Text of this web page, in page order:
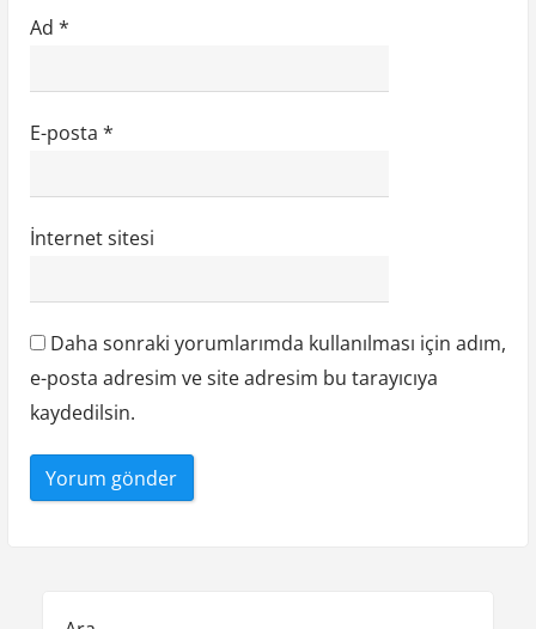
Ad *
E-posta *
İnternet sitesi
Daha sonraki yorumlarımda kullanılması için adım,
e-posta adresim ve site adresim bu tarayıcıya
kaydedilsin.